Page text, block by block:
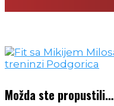
Možda ste propustili…